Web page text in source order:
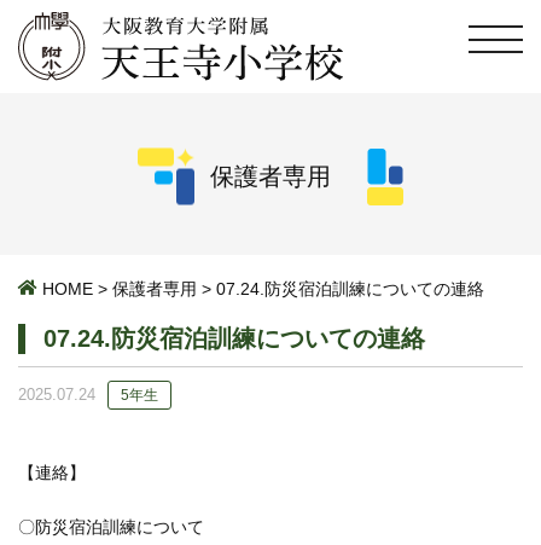
保護者専用
HOME > 保護者専用 > 07.24.防災宿泊訓練についての連絡
07.24.防災宿泊訓練についての連絡
2025.07.24 5年生
【連絡】
〇防災宿泊訓練について